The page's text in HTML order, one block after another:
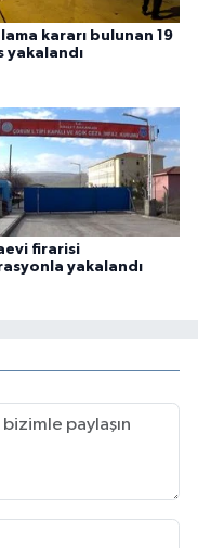
kararı bulunan 19
yakalandı
firarisi
yakalandı